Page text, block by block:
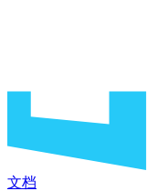
文档